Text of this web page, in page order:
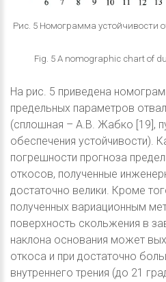
Рис. 5 Номограмма устойчивости
Fig. 5 A nomographic chart of
На рис. 5 приведена
предельных параметров
(сплошная – А.В. Жабко [19],
обеспечения устойчивости).
погрешности прогноза
откосов, полученные
достаточно велики. Кроме
полученных вариационным
поверхность скольжения в
наклона основания может
откоса и при достаточно
внутреннего трения (до 21